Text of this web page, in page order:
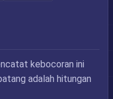
kebocoran ini
adalah hitungan